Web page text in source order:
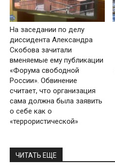
На заседании по делу
диссидента Александра
Скобова зачитали
вменяемые ему публикации
«Форума свободной
России». Обвинение
считает, что организация
сама должна была заявить
о себе как о
«террористической»
ЧИТАТЬ ЕЩЕ